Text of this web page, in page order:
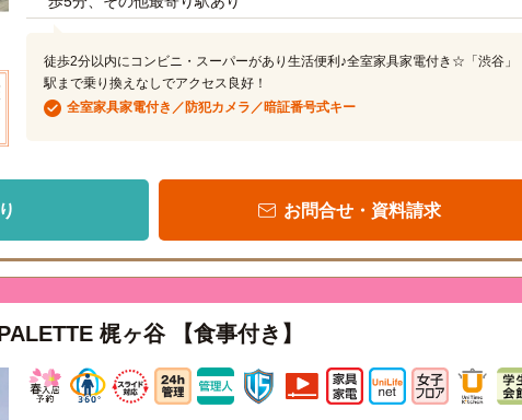
徒歩2分以内にコンビニ・スーパーがあり生活便利♪全室家具家電付き☆「渋谷」
駅まで乗り換えなしでアクセス良好！
全室家具家電付き／防犯カメラ／暗証番号式キー
お問合せ・資料請求
梶ヶ谷 【食事付き】